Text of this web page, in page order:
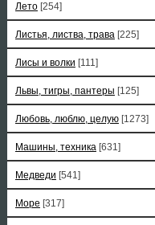
Лето [254]
Листья, листва, трава [225]
Лисы и волки [111]
Львы, тигры, пантеры [125]
Любовь, люблю, целую [1273]
Машины, техника [631]
Медведи [541]
Море [317]